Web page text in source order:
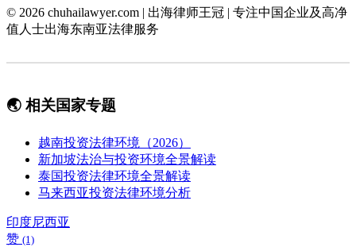
© 2026 chuhailawyer.com | 出海律师王冠 | 专注中国企业及高净
值人士出海东南亚法律服务
🌏 相关国家专题
越南投资法律环境（2026）
新加坡法治与投资环境全景解读
泰国投资法律环境全景解读
马来西亚投资法律环境分析
印度尼西亚
赞 (1)